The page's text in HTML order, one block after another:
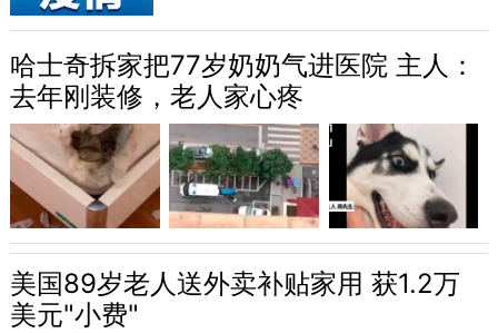
哈士奇拆家把77岁奶奶气进医院 主人：
去年刚装修，老人家心疼
美国89岁老人送外卖补贴家用 获1.2万
美元"小费"